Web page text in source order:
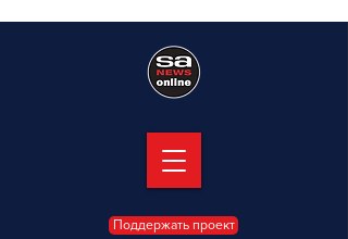
Поддержать проект